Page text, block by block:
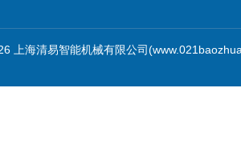
上海清易智能机械有限公司